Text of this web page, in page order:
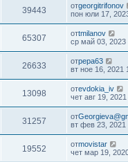
39443 отgeorgitrifonov
пон юли 17,
65307 отtmilanov
ср май 03, 2023
26633 отpepa63
вт ное 16, 2021
13098 отevdokia_iv
чет авг 19,
31257 от
вт фев 23, 2021
19552 отmovistar
чет мар 19,